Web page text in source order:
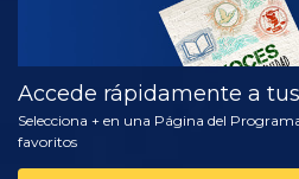
Accede rápidamente a
Selecciona + en una Página del
favoritos